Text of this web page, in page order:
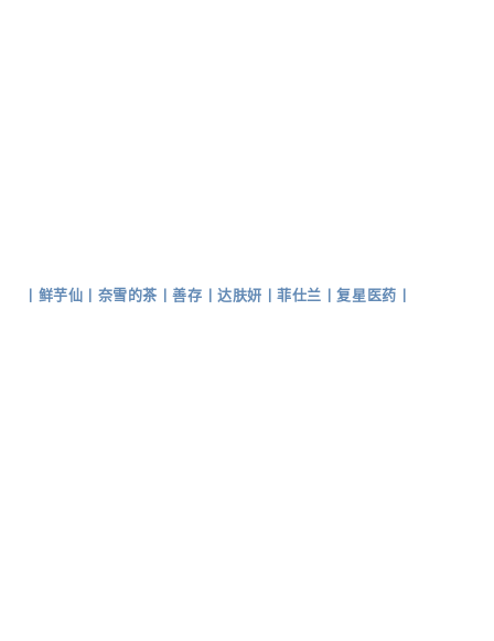
丨 鲜芋仙 丨 奈雪的茶 丨善存 丨达肤妍 丨菲仕兰 丨复星医药 丨